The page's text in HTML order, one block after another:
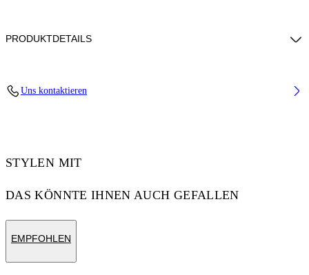
PRODUKTDETAILS
Uns kontaktieren
STYLEN MIT
DAS KÖNNTE IHNEN AUCH GEFALLEN
EMPFOHLEN